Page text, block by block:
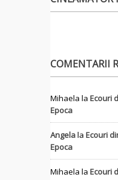
COMENTARII
Mihaela la Ecouri
Epoca
Angelala Ecouri
Epoca
Mihaela la Ecouri